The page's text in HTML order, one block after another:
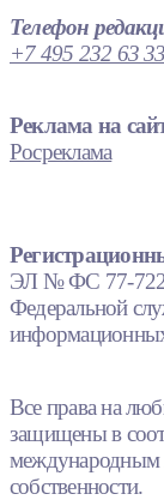
Телефон
+7 495 232 63 33
Реклама на
Росреклама
ЭЛ № ФС 77-
Федеральной
Все права на
защищены в
международным
собственности.